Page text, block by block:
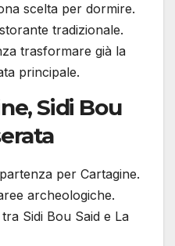
scelta per dormire.
tradizionale.
trasformare già la
principale.
Sidi Bou
per Cartagine.
archeologiche.
Sidi Bou Said e La